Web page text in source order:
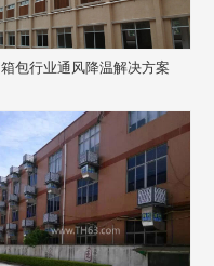
箱包行业通风降温解决方案